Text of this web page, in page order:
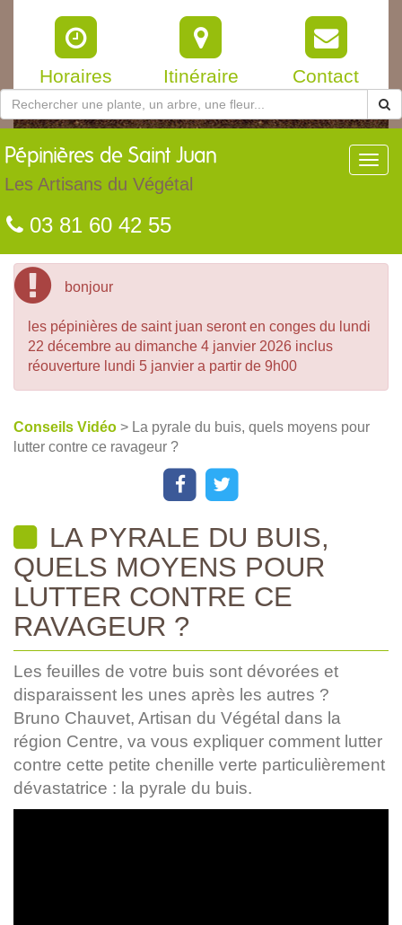
Horaires Itinéraire Contact
Pépinières de Saint Juan
Les Artisans du Végétal
03 81 60 42 55
bonjour
les pépinières de saint juan seront en conges du lundi
22 décembre au dimanche 4 janvier 2026 inclus
réouverture lundi 5 janvier a partir de 9h00
Conseils Vidéo > La pyrale du buis, quels moyens pour
lutter contre ce ravageur ?
LA PYRALE DU BUIS,
QUELS MOYENS POUR
LUTTER CONTRE CE
RAVAGEUR ?
Les feuilles de votre buis sont dévorées et
disparaissent les unes après les autres ?
Bruno Chauvet, Artisan du Végétal dans la
région Centre, va vous expliquer comment lutter
contre cette petite chenille verte particulièrement
dévastatrice : la pyrale du buis.